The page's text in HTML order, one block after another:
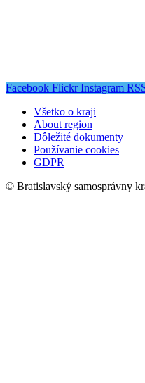
Facebook Flickr Instagram
Všetko o kraji
About region
Dôležité dokumenty
Používanie cookies
GDPR
© Bratislavský samosprávny